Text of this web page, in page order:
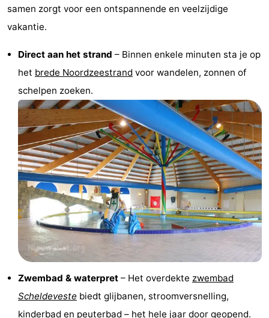
Musea
-
Monumenten
-
Uitkijkpunten
Attracties
Rondvaarten
Speeltuinen
Binnenspeeltuinen
Bowlen
Minigolfbanen
Wellness
centra
Dorpen
samen zorgt voor een ontspannende en veelzijdige
vakantie.
Direct aan het strand – Binnen enkele minuten sta je op
het brede Noordzeestrand voor wandelen, zonnen of
schelpen zoeken.
Zwembad & waterpret – Het overdekte zwembad
Scheldeveste biedt glijbanen, stroomversnelling,
kinderbad en peuterbad – het hele jaar door geopend.